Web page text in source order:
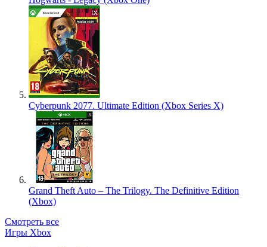
Cyberpunk 2077. Ultimate Edition (Xbox Series X)
Grand Theft Auto – The Trilogy. The Definitive Edition
(Xbox)
Смотреть все
Игры Xbox